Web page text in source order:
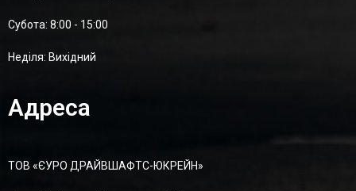
Суботa: 8:00 - 15:00
Неділя: Вихідний
Адреса
ТОВ «ЄУРО ДРАЙВШАФТC-ЮКРЕЙН»